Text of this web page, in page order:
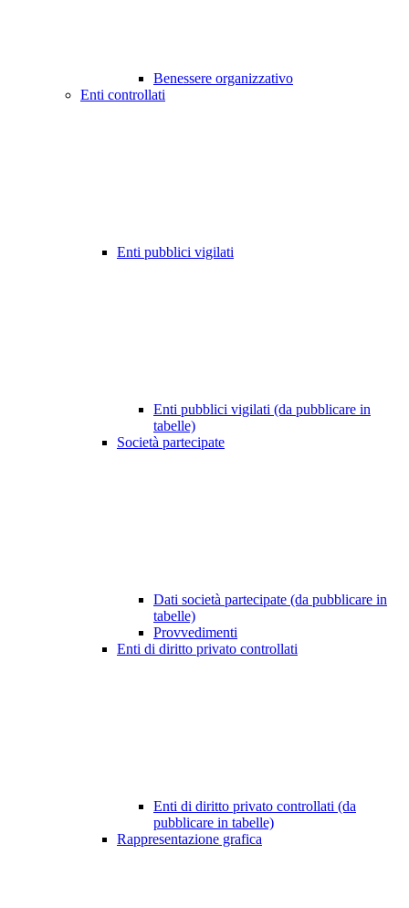
Benessere organizzativo
Enti controllati
Enti pubblici vigilati
Enti pubblici vigilati (da pubblicare in
tabelle)
Società partecipate
Dati società partecipate (da pubblicare in
tabelle)
Provvedimenti
Enti di diritto privato controllati
Enti di diritto privato controllati (da
pubblicare in tabelle)
Rappresentazione grafica